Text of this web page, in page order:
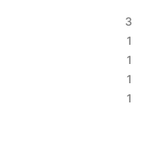
3
1
1
1
1